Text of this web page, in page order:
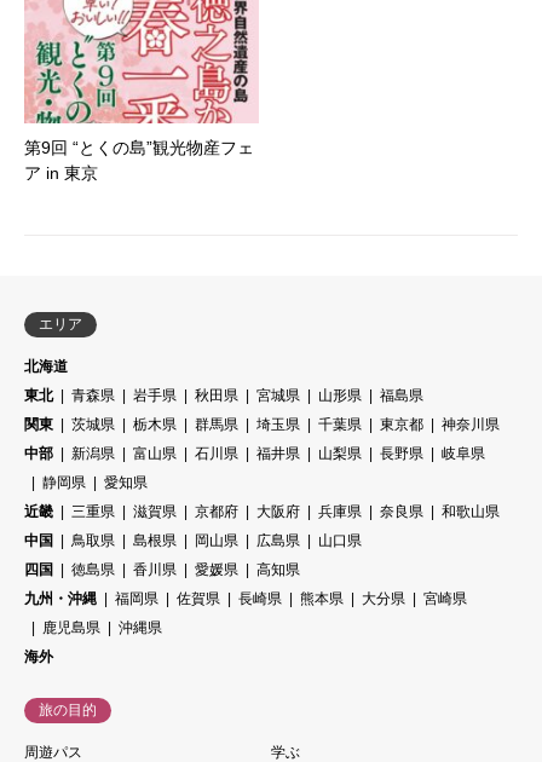
第9回 “とくの島”観光物産フェ
ア in 東京
エリア
北海道
東北
青森県 岩手県 秋田県 宮城県 山形県
福島県
関東
茨城県 栃木県 群馬県 埼玉県 千葉県 東京都
神奈川県
中部
新潟県 富山県 石川県 福井県 山梨県 長野県
岐阜県
静岡県
愛知県
近畿
三重県 滋賀県 京都府 大阪府 兵庫県 奈良県
和歌山県
中国
鳥取県 島根県 岡山県 広島県
山口県
四国
徳島県 香川県 愛媛県
高知県
九州・沖縄
福岡県 佐賀県 長崎県 熊本県 大分県
宮崎県
鹿児島県
沖縄県
海外
旅の目的
周遊パス
学ぶ